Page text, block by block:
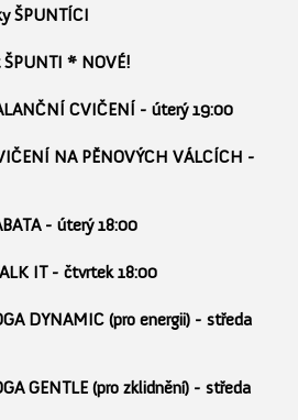
ŠPUNTÍCI
* NOVÉ!
CVIČENÍ - úterý 19:00
NA PĚNOVÝCH VÁLCÍCH -
- úterý 18:00
IT - čtvrtek 18:00
DYNAMIC (pro energii) - středa
GENTLE (pro zklidnění) - středa